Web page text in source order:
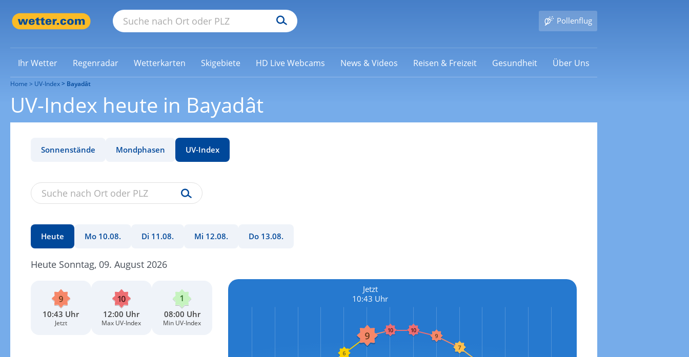
Pollenflug
Ihr Wetter Regenradar Wetterkarten Skigebiete HD Live Webcams News & Videos Reisen & Freizeit Gesundheit Über Uns
Home UV-Index Bayadât
UV-Index heute in Bayadât
Sonnenstände Mondphasen UV-Index
Heute Mo 10.08. Di 11.08. Mi 12.08. Do 13.08.
Heute Sonntag, 09. August 2026
10:43 Uhr
Jetzt
12:00 Uhr
Max UV-Index
08:00 Uhr
Min UV-Index
Jetzt
10:43 Uhr